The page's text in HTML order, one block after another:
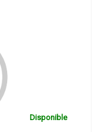
Disponible